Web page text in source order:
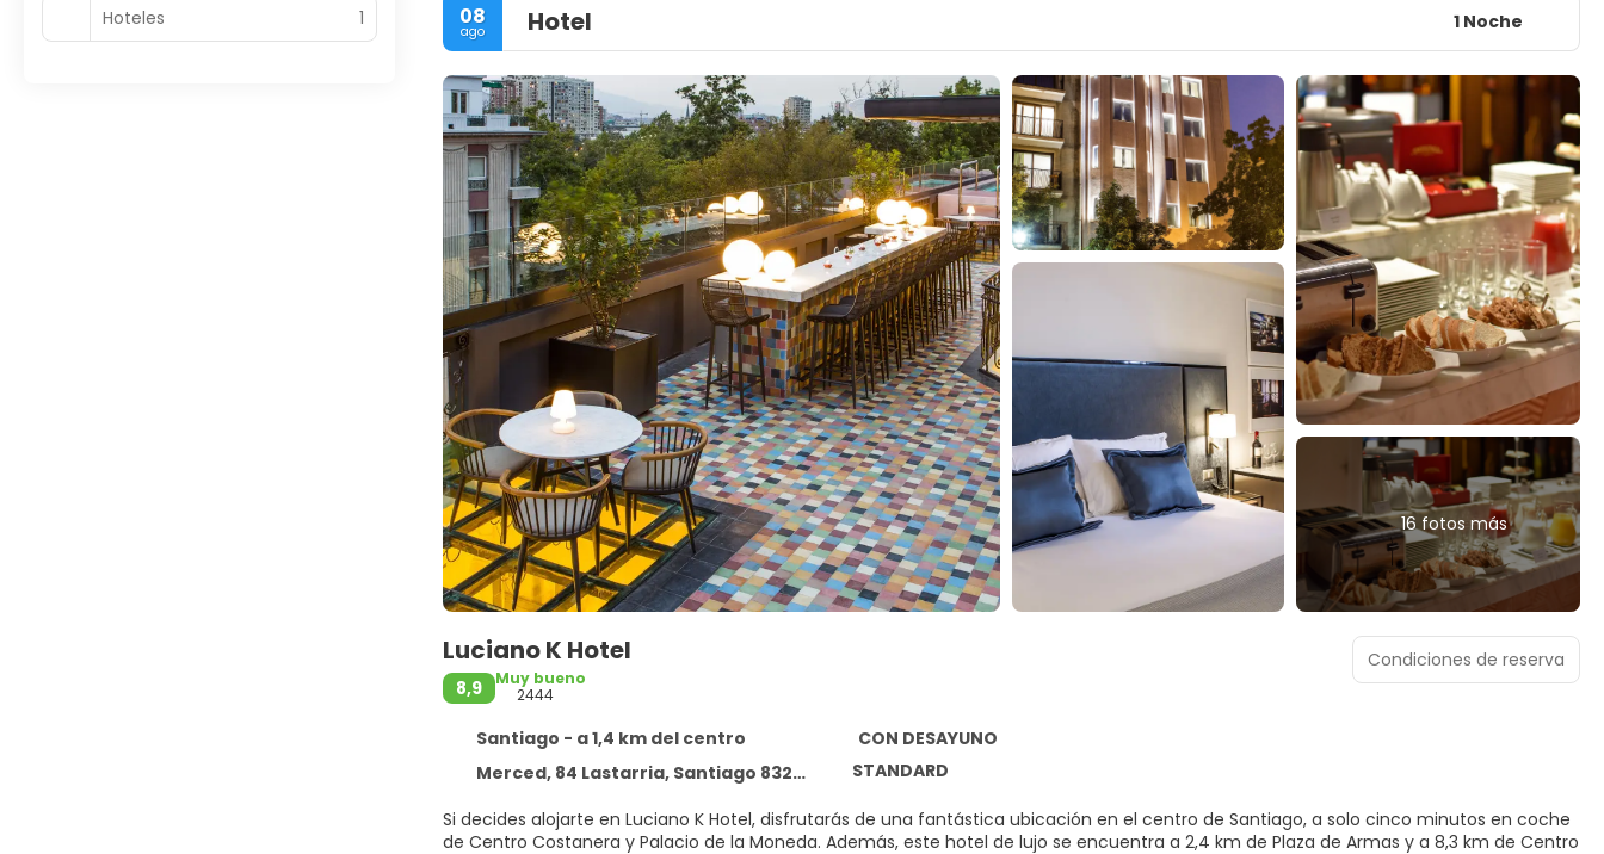
08
ago Hotel 1 Noche
16 fotos más
Luciano K Hotel
8,9
Muy bueno
2444
Santiago - a 1,4 km del centro
CON DESAYUNO
Merced, 84 Lastarria, Santiago 8320000
STANDARD
Si decides alojarte en Luciano K Hotel, disfrutarás de una fantástica ubicación en el centro de Santiago, a solo cinco minutos en coche
de Centro Costanera y Palacio de la Moneda. Además, este hotel de lujo se encuentra a 2,4 km de Plaza de Armas y a 8,3 km de Centro
Condiciones de reserva
Hoteles 1